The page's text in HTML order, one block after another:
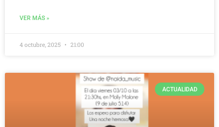
VER MÁS »
4 octubre, 2025 21:00
ACTUALIDAD